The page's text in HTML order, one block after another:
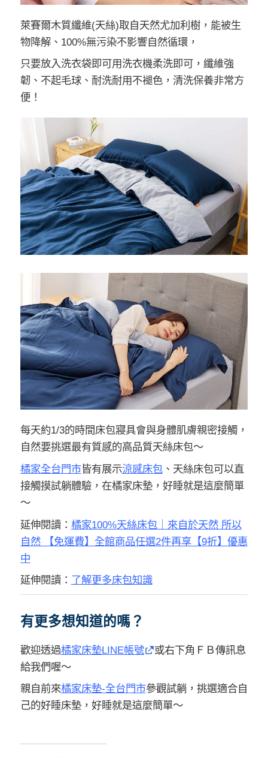
萊賽爾木質纖維(天絲)取自天然尤加利樹，能被生
物降解、100%無污染不影響自然循環，
只要放入洗衣袋即可用洗衣機柔洗即可，纖維強
韌、不起毛球、耐洗耐用不褪色，清洗保養非常方
便！
每天約1/3的時間床包寢具會與身體肌膚親密接觸，
自然要挑選最有質感的高品質天絲床包～
橘家全台門市皆有展示涼感床包、天絲床包可以直
接觸摸試躺體驗，在橘家床墊，好睡就是這麼簡單
～
延伸閱讀： 橘家100%天絲床包｜來自於天然 所以
自然 【免運費】全館商品任選2件再享【9折】優惠
中
延伸閱讀： 了解更多床包知識
有更多想知道的嗎？
歡迎透過橘家床墊LINE帳號
或右下角ＦＢ傳訊息
給我們喔～
親自前來橘家床墊-全台門市參觀試躺，挑選適合自
己的好睡床墊，好睡就是這麼簡單～